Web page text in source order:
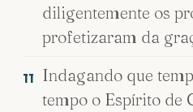
diligentemente os
profetizaram da
11 Indagando que
tempo o Espírito de